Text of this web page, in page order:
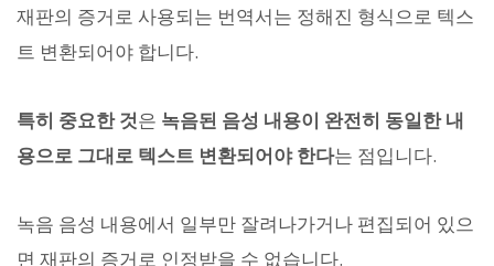
재판의 증거로 사용되는 번역서는 정해진 형식으로 텍스
트 변환되어야 합니다.
특히 중요한 것은 녹음된 음성 내용이 완전히 동일한 내
용으로 그대로 텍스트 변환되어야 한다는 점입니다.
녹음 음성 내용에서 일부만 잘려나가거나 편집되어 있으
면 재판의 증거로 인정받을 수 없습니다.